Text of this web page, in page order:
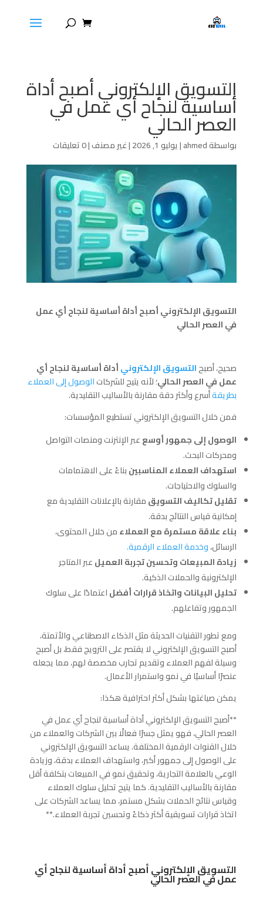
التسويق الإلكتروني أصبح أداة
أساسية لنجاح أي عمل في
العصر الحالي
بواسطةahmed
|يوليو 1, 2026 |غير مصنف|0 تعليقات
التسويق الإلكتروني أصبح أداة أساسية لنجاح أي عمل
في العصر الحالي
صحيح، أصبحالتسويق الإلكترونيأداة أساسية لنجاح أي
عمل في العصر الحالي؛ لأنه يتيح للشركاتالوصول إلى العملاء
بطريقةأسرع وأكثر دقة مقارنة بالأساليب التقليدية.
فمن خلال التسويق الإلكتروني تستطيع المؤسسات:
الوصول إلى جمهور أوسععبر الإنترنت ومنصات التواصل
ومحركات البحث.
استهداف العملاء المناسبينبناءً على الاهتمامات
والسلوك والاحتياجات.
تقليل تكاليف التسويقمقارنة بالإعلانات التقليدية مع
إمكانية قياس النتائج بدقة.
بناء علاقة مستمرة مع العملاءمن خلال المحتوى،
الرسائل،وخدمة العملاء الرقمية.
زيادة المبيعات وتحسين تجربة العميلعبر المتاجر
الإلكترونية والحملات الذكية.
تحليل البيانات واتخاذ قرارات أفضلاعتمادًا على سلوك
الجمهور وتفاعلهم.
ومع تطور التقنيات الحديثة مثل الذكاء الاصطناعي والأتمتة،
أصبح التسويق الإلكتروني لا يقتصر على الترويج فقط، بل أصبح
وسيلة لفهم العملاء وتقديم تجارب مخصصة لهم، مما يجعله
عنصرًا أساسيًا في نمو واستمرار الأعمال.
يمكن صياغتها بشكل أكثر احترافية هكذا:
**أصبح التسويق الإلكتروني أداة أساسية لنجاح أي عمل في
العصر الحالي، فهو يمثل جسرًا فعالًا بين الشركات والعملاء من
خلال القنوات الرقمية المختلفة. يساعد التسويق الإلكتروني
على الوصول إلى جمهور أكبر، واستهداف العملاء بدقة، وزيادة
الوعي بالعلامة التجارية، وتحقيق نمو في المبيعات بتكلفة أقل
مقارنة بالأساليب التقليدية. كما يتيح تحليل سلوك العملاء
وقياس نتائج الحملات بشكل مستمر، مما يساعد الشركات على
اتخاذ قرارات تسويقية أكثر ذكاءً وتحسين تجربة العملاء.**
التسويق الإلكتروني أصبح أداة أساسية لنجاح أي
عمل في العصر الحالي